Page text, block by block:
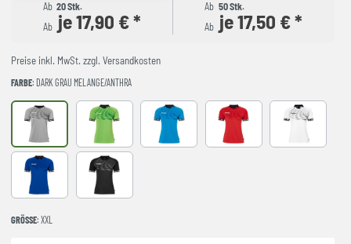
Ab 20 Stk.
Ab je 17,90 € *
Ab 50 Stk.
Ab je 17,50 € *
Preise inkl. MwSt. zzgl. Versandkosten
FARBE: DARK GRAU MELANGE/ANTHRA
dark grau melange/anthrahope grün/lagune kempablau/royal rot/chilirot
royal/marine schwarz/anthra
GRÖSSE : XXL